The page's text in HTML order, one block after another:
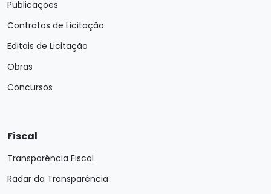
Publicações
Contratos de Licitação
Editais de Licitação
Obras
Concursos
Fiscal
Transparência Fiscal
Radar da Transparência